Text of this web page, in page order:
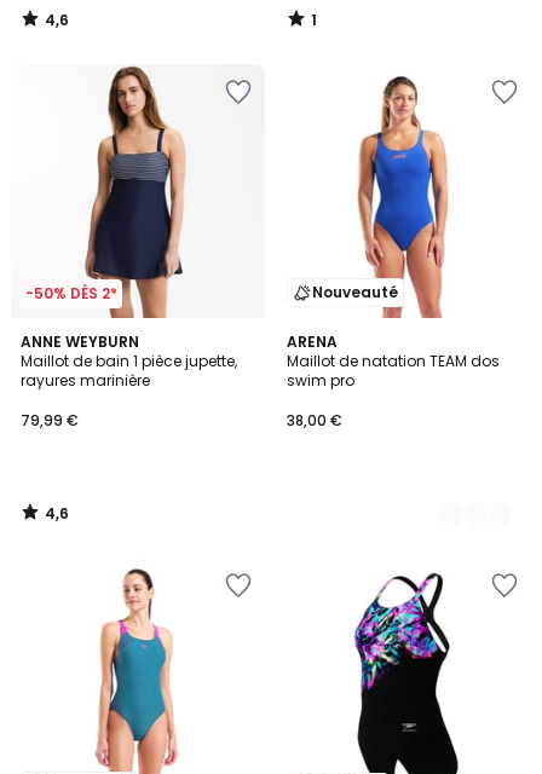
4,6
/
1
/
-50% DÈS 2*
ANNE WEYBURN
Maillot de bain 1 pièce jupette,
rayures marinière
79,99 €
4,6
/ 5
4,6
/
Nouveauté
ARENA
Maillot de natation TEAM dos
swim pro
38,00 €
2
Couleurs